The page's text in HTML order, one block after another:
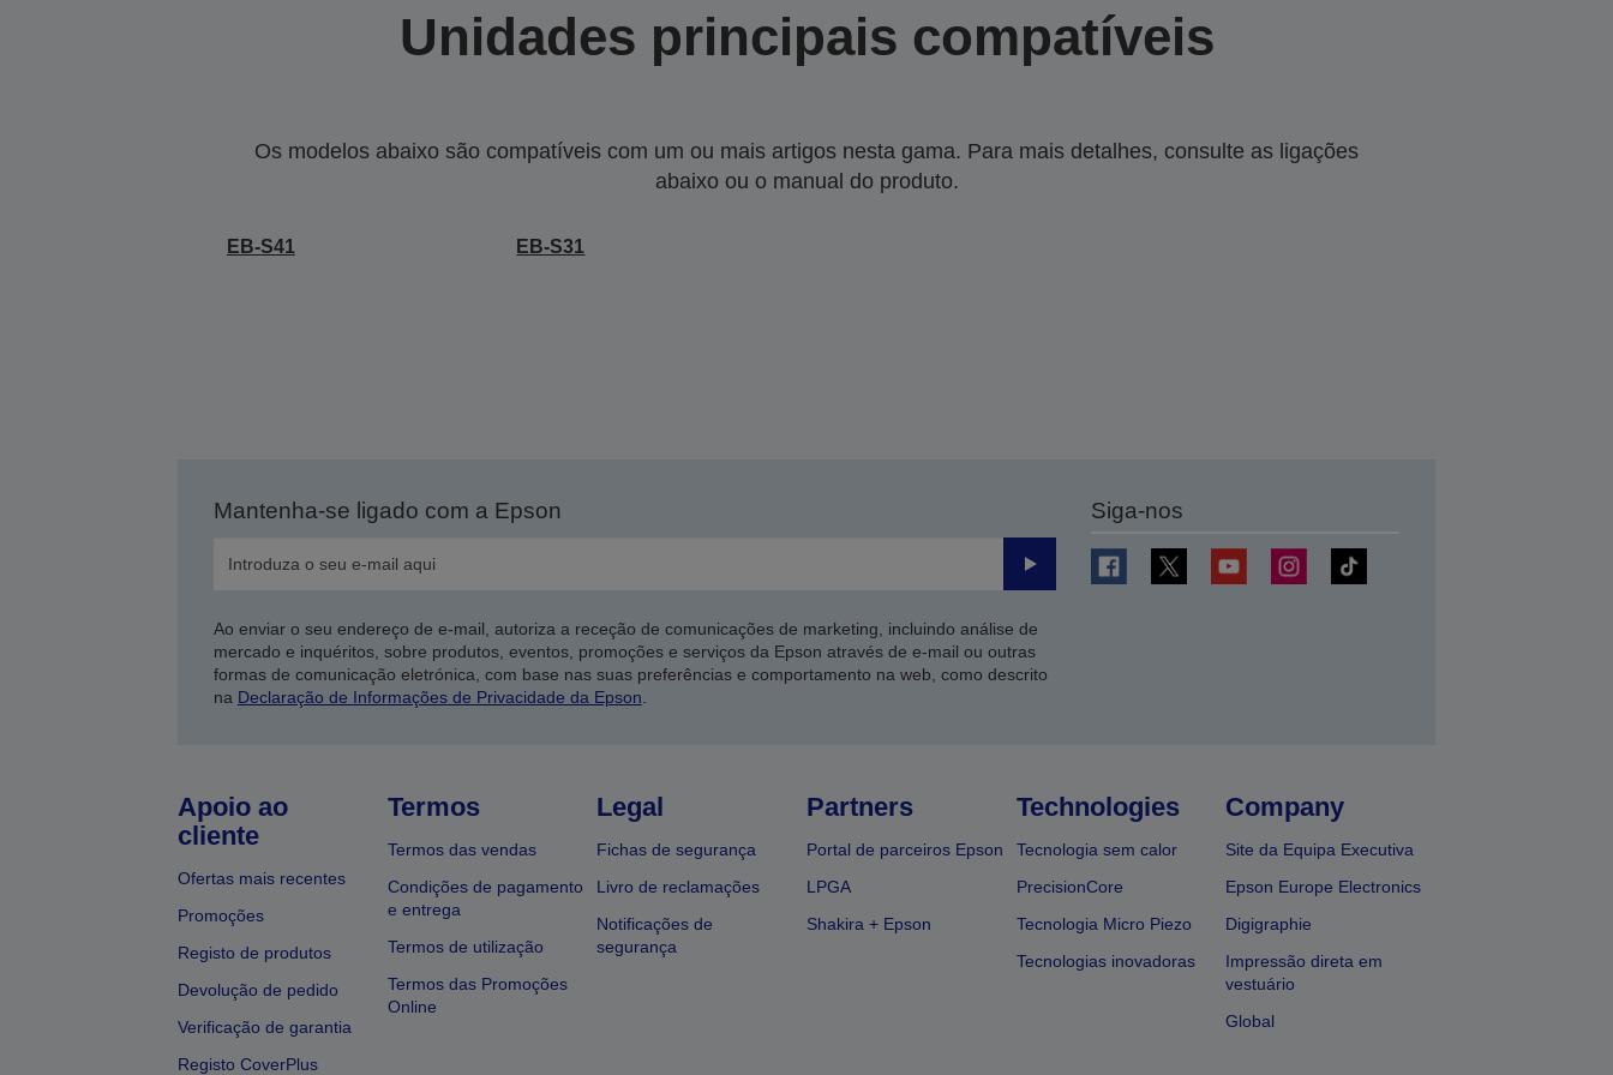
Unidades principais compatíveis
Os modelos abaixo são compatíveis com um ou mais artigos nesta gama. Para mais detalhes, consulte as ligações
abaixo ou o manual do produto.
EB-S41 EB-S31
Mantenha-se ligado com a Epson
Enviar
Ao enviar o seu endereço de e-mail, autoriza a receção de comunicações de marketing, incluindo análise de
mercado e inquéritos, sobre produtos, eventos, promoções e serviços da Epson através de e-mail ou outras
formas de comunicação eletrónica, com base nas suas preferências e comportamento na web, como descrito
na Declaração de Informações de Privacidade da Epson
Siga-nos
Apoio ao
cliente
Ofertas mais recentes
Promoções
Registo de produtos
Devolução de pedido
Verificação de garantia
Registo CoverPlus
Termos
Termos das vendas
Condições de pagamento
e entrega
Termos de utilização
Termos das Promoções
Online
Legal
Fichas de segurança
Livro de reclamações
Notificações de
segurança
Partners
Portal de parceiros Epson
LPGA
Shakira + Epson
Technologies
Tecnologia sem calor
PrecisionCore
Tecnologia Micro Piezo
Tecnologias inovadoras
Company
Site da Equipa Executiva
Epson Europe Electronics
Digigraphie
Impressão direta em
vestuário
Global